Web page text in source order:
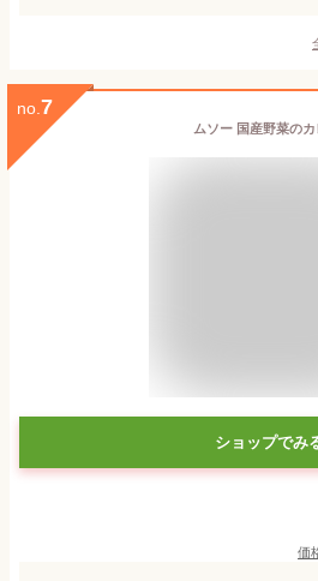
no. 7
ムソー 国産野菜の
ショップでみ
価